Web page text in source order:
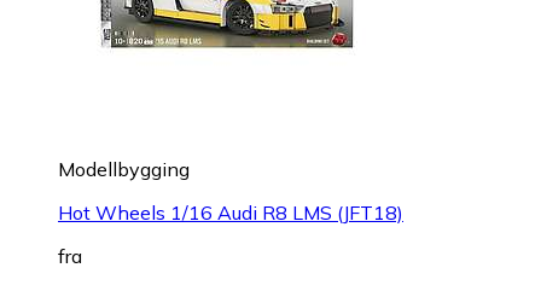
Modellbygging
Hot Wheels 1/16 Audi R8 LMS (JFT18)
fra